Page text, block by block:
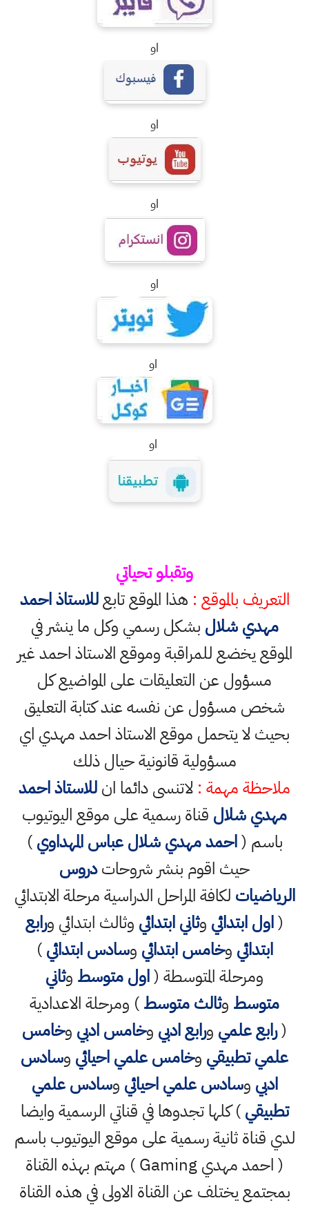
وتقبلو تحياتي
بالموقع :هذا الموقع تابعللاستاذ احمد
مهدي شلالبشكل رسمي وكل ما ينشر في
يخضع للمراقبة وموقع الاستاذ احمد غير
مسؤول عن التعليقات على المواضيع كل
مسؤول عن نفسه عند كتابة التعليق
لا يتحمل موقع الاستاذ احمد مهدي اي
مسؤولية قانونية حيال ذلك
مهمة :لاتنسى دائما انللاستاذ احمد
شلالقناة رسمية على موقع اليوتيوب
باسم (احمد مهدي شلال عباس المهداوي)
حيث اقوم بنشر شروحاتدروس
لكافة المراحل الدراسية مرحلة الابتدائي
اول ابتدائيوثاني ابتدائيوثالث ابتدائي ورابع
ابتدائيوخامس ابتدائيوسادس ابتدائي)
ومرحلة المتوسطة (اول متوسطوثاني
متوسطوثالث متوسط) ومرحلة الاعدادية
رابع علميورابع ادبيوخامس ادبيوخامس
تطبيقيوخامس علمي احيائيوسادس
وسادس علمي احيائيوسادس علمي
) كلها تجدوها في قناتي الرسمية وايضا
قناة ثانية رسمية على موقع اليوتيوب باسم
( احمد مهدي Gaming ) مهتم بهذه القناة
يختلف عن القناة الاولى في هذه القناة